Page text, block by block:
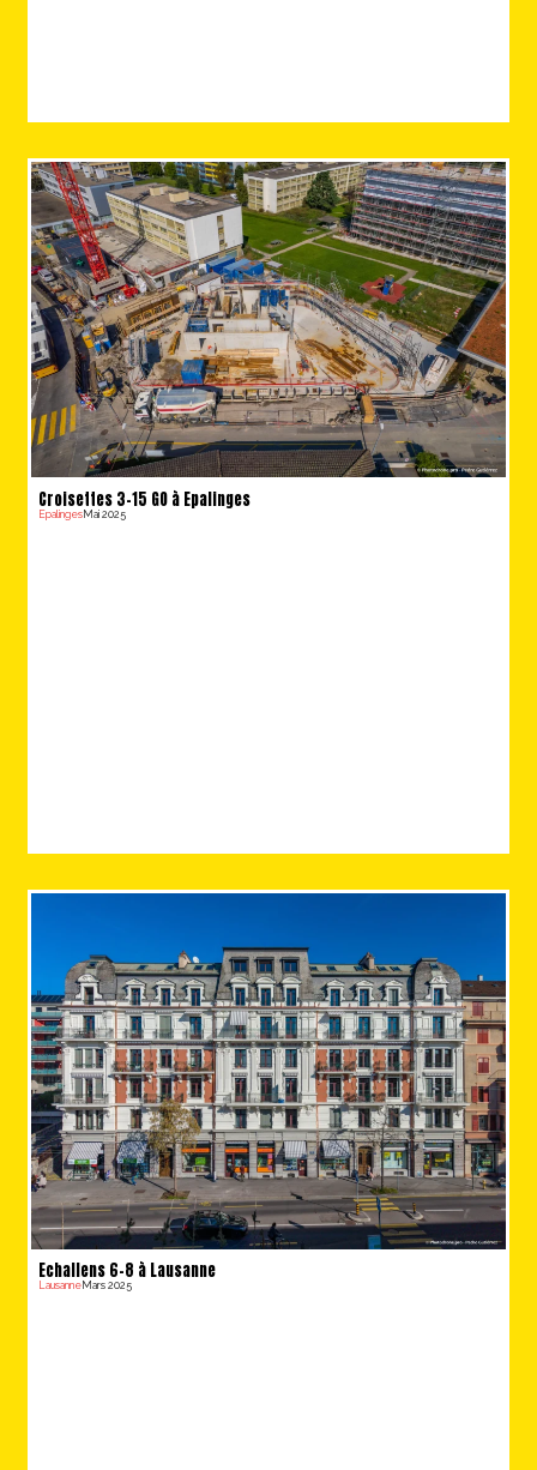
Croisettes 3-15 GO à Epalinges
EpalingesMai 2025
Echallens 6-8 à Lausanne
LausanneMars 2025